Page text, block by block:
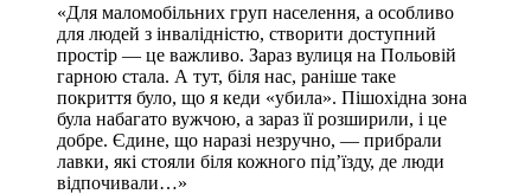
«Для маломобільних груп населення, а особливо
для людей з інвалідністю, створити доступний
простір — це важливо. Зараз вулиця на Польовій
гарною стала. А тут, біля нас, раніше таке
покриття було, що я кеди «убила». Пішохідна зона
була набагато вужчою, а зараз її розширили, і це
добре. Єдине, що наразі незручно, — прибрали
лавки, які стояли біля кожного під’їзду, де люди
відпочивали…»